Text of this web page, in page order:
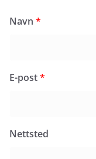
Navn *
E-post*
Nettsted